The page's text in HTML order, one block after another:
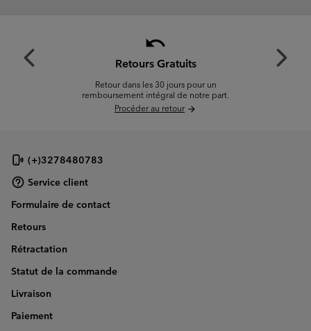
Previous
Slide
Next
Slide
undo
Retours Gratuits
Retour dans les 30 jours pour un
remboursement intégral de notre part.
Procéder au retour arrow_forward
(+)3278480783
Service client
Formulaire de contact
Retours
Rétractation
Statut de la commande
Livraison
Paiement